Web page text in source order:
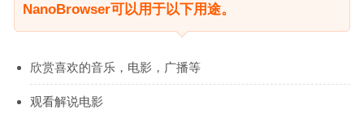
NanoBrowser可以用于以下用途。
欣赏喜欢的音乐，电影，广播等
观看解说电影